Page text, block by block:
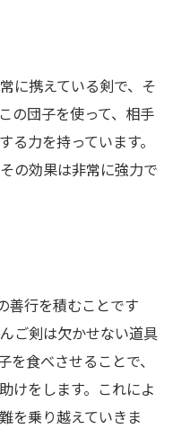
に携えている剣で、そ
この団子を使って、相手
る力を持っています。
の効果は非常に強力で
善行を積むことです
ご剣は欠かせない道具
食べさせることで、
けをします。 これによ
を乗り越えていきま